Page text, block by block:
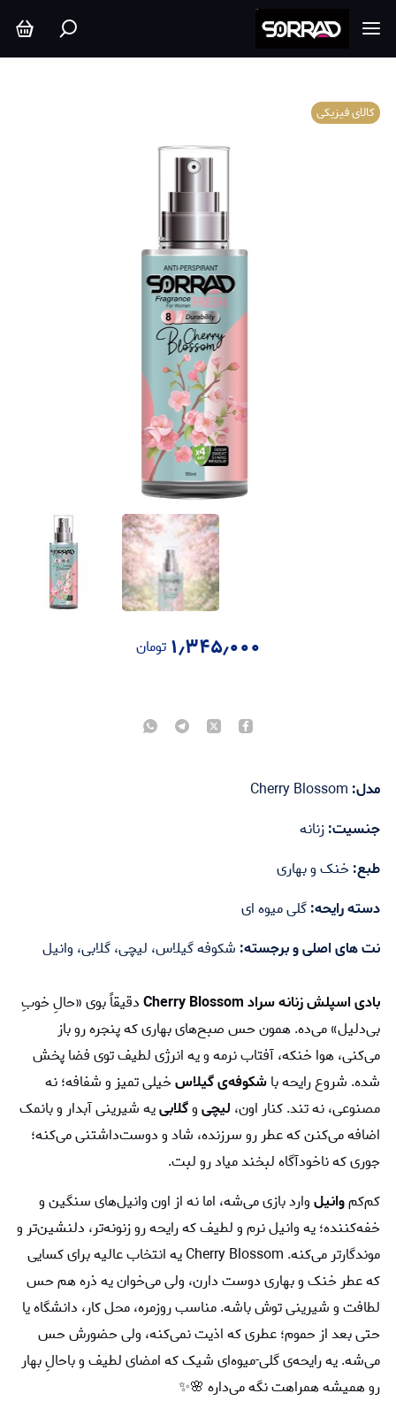
کالای فیزیکی
۱٫۳۴۵٫۰۰۰ تومان
مدل:
جنسیت:زنانه
طبع: خنک و بهاری
دسته رایحه:گلی میوه ای
نت های اصلی و برجسته: شکوفه گیلاس، لیچی، گلابی، وانیل
بادی اسپلش زنانه سراد Cherry Blossom
دقیقاً بوی «حالِ خوبِ
بی‌دلیل» می‌ده. همون حس صبح‌های بهاری که پنجره رو باز
می‌کنی، هوا خنکه، آفتاب نرمه و یه انرژی لطیف توی فضا پخش
شده. شروع رایحه باشکوفه‌ی گیلاسخیلی تمیز و شفافه؛ نه
مصنوعی، نه تند. کنار اون، لیچیوگلابییه شیرینی آبدار و بانمک
اضافه می‌کنن که عطر رو سرزنده، شاد و دوست‌داشتنی می‌کنه؛
جوری که ناخودآگاه لبخند میاد رو لبت.
کم‌کموانیلوارد بازی می‌شه، اما نه از اون وانیل‌های سنگین و
خفه‌کننده؛ یه وانیل نرم و لطیف که رایحه رو زنونه‌تر، دلنشین‌تر و
موندگارتر می‌کنه. Cherry Blossom یه انتخاب عالیه برای کسایی
که عطر خنک و بهاری دوست دارن، ولی می‌خوان یه ذره هم حس
لطافت و شیرینی توش باشه. مناسب روزمره، محل کار، دانشگاه یا
حتی بعد از حموم؛ عطری که اذیت نمی‌کنه، ولی حضورش حس
می‌شه. یه رایحه‌ی گلی-میوه‌ای شیک که امضای لطیف و باحالِ بهار
رو همیشه همراهت نگه می‌داره 🌸✨